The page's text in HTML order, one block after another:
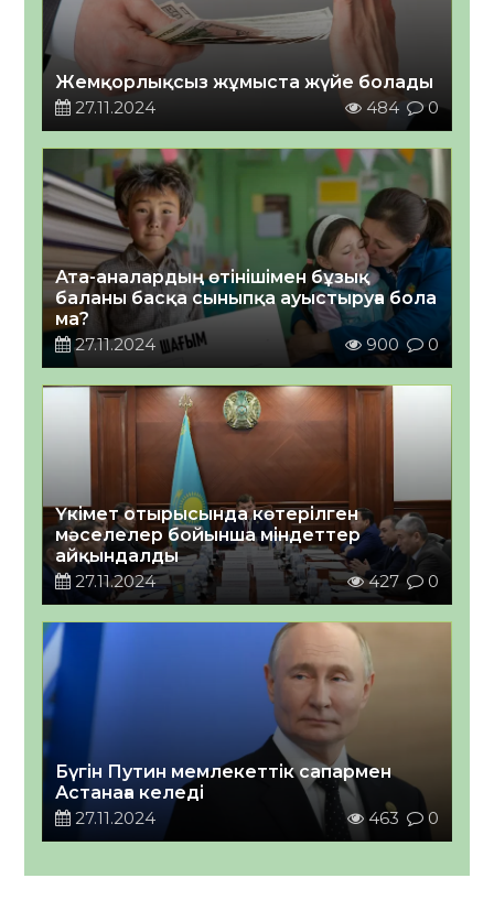
Жемқорлықсыз жұмыста жүйе болады
27.11.2024
484 0
Ата-аналардың өтінішімен бұзық
баланы басқа сыныпқа ауыстыруға бола
ма?
27.11.2024
900 0
Үкімет отырысында көтерілген
мәселелер бойынша міндеттер
айқындалды
27.11.2024
427 0
Бүгін Путин мемлекеттік сапармен
Астанаға келеді
27.11.2024
463 0